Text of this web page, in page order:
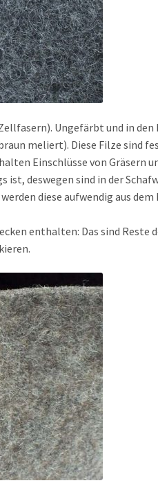
Ungefärbt und in
meliert). Diese Filze sind
Einschlüsse von Gräsern
ist, deswegen sind in der
diese aufwendig aus
enthalten: Das sind Reste